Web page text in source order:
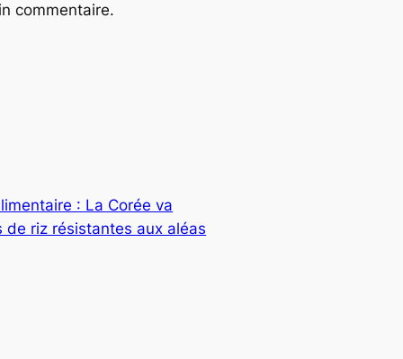
commentaire.
: La Corée va
riz résistantes aux aléas